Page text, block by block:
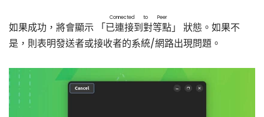
如果成功，將會顯示 「已連接到對等點
Connected to Peer
」 狀態。如果不
是，則表明發送者或接收者的系統/網路出現問題。